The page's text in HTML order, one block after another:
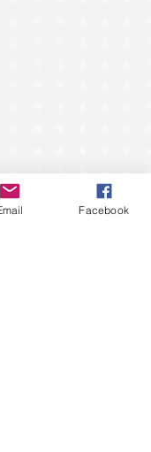
Facebook